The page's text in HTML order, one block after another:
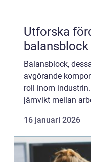
Utforska
Balansblock,
avgörande
roll inom
jämvikt mellan
16 januari 2026